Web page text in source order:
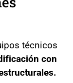
técnicos
con